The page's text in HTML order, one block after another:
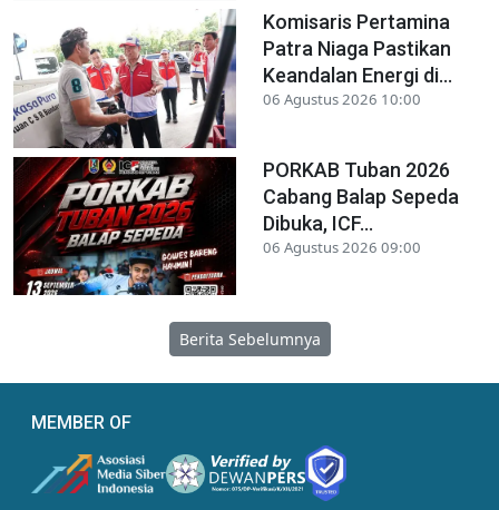
Komisaris Pertamina
Patra Niaga Pastikan
Keandalan Energi di...
06 Agustus 2026 10:00
PORKAB Tuban 2026
Cabang Balap Sepeda
Dibuka, ICF...
06 Agustus 2026 09:00
Berita Sebelumnya
MEMBER OF